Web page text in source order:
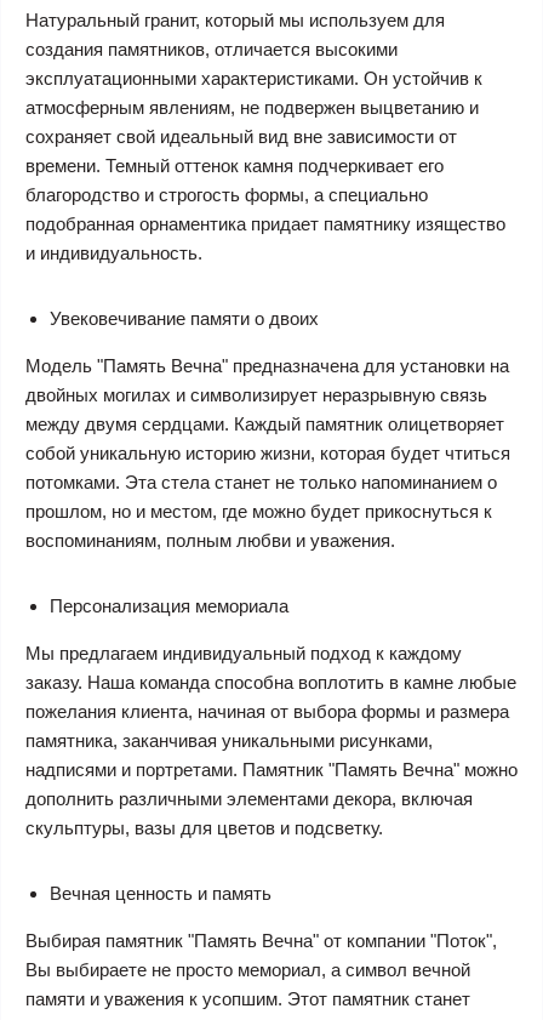
Натуральный гранит, который мы используем для
создания памятников, отличается высокими
эксплуатационными характеристиками. Он устойчив к
атмосферным явлениям, не подвержен выцветанию и
сохраняет свой идеальный вид вне зависимости от
времени. Темный оттенок камня подчеркивает его
благородство и строгость формы, а специально
подобранная орнаментика придает памятнику изящество
и индивидуальность.
Увековечивание памяти о двоих
Модель "Память Вечна" предназначена для установки на
двойных могилах и символизирует неразрывную связь
между двумя сердцами. Каждый памятник олицетворяет
собой уникальную историю жизни, которая будет чтиться
потомками. Эта стела станет не только напоминанием о
прошлом, но и местом, где можно будет прикоснуться к
воспоминаниям, полным любви и уважения.
Персонализация мемориала
Мы предлагаем индивидуальный подход к каждому
заказу. Наша команда способна воплотить в камне любые
пожелания клиента, начиная от выбора формы и размера
памятника, заканчивая уникальными рисунками,
надписями и портретами. Памятник "Память Вечна" можно
дополнить различными элементами декора, включая
скульптуры, вазы для цветов и подсветку.
Вечная ценность и память
Выбирая памятник "Память Вечна" от компании "Поток",
Вы выбираете не просто мемориал, а символ вечной
памяти и уважения к усопшим. Этот памятник станет